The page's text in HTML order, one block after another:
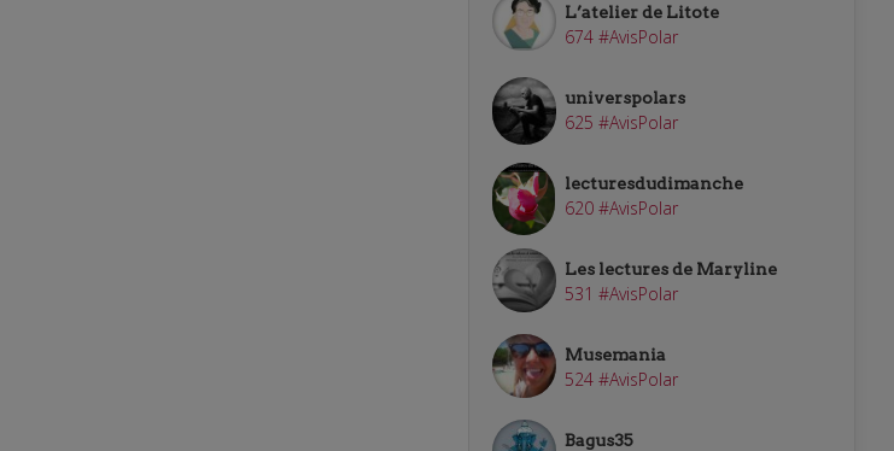
L’atelier de Litote
674 #AvisPolar
universpolars
625 #AvisPolar
lecturesdudimanche
620 #AvisPolar
Les lectures de Maryline
531 #AvisPolar
Musemania
524 #AvisPolar
Bagus35